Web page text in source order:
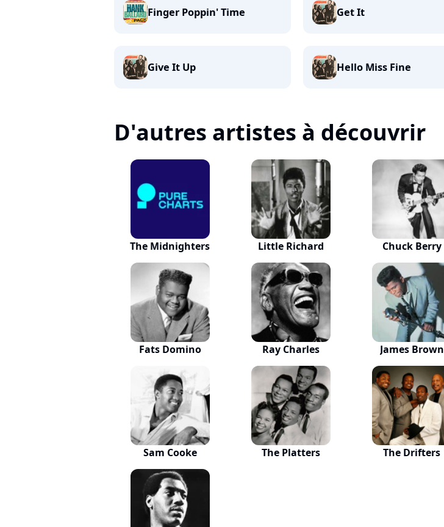
Finger Poppin' Time Get It
Give It Up Hello Miss Fine
D'autres artistes à découvrir
The Midnighters Little Richard Chuck Berry
Fats Domino Ray Charles James Brown
Sam Cooke The Platters The Drifters